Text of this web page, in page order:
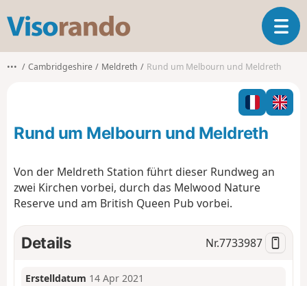
s
o
o
T
o
l
e
n
o
n
••• Cambridgeshire Meldreth Rund um Melbourn und Meldreth
Rund um Melbourn und Meldreth
Von der Meldreth Station führt dieser Rundweg an
zwei Kirchen vorbei, durch das Melwood Nature
Reserve und am British Queen Pub vorbei.
Details Nr.7733987
Erstelldatum 14 Apr 2021